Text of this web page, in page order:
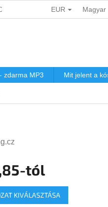
VÉDELME DÁRKOVÉ
EUR Magyar
zdarma MP3 Mit jelent a
-tól
KIVÁLASZTÁSA